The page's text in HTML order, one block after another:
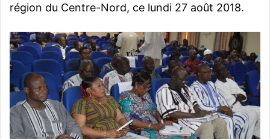
région du Centre-Nord, ce lundi 27 août 2018.